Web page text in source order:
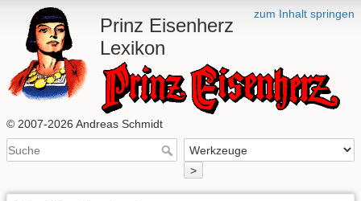
zum Inhalt springen
Prinz Eisenherz
Lexikon
© 2007-2026 Andreas Schmidt
>